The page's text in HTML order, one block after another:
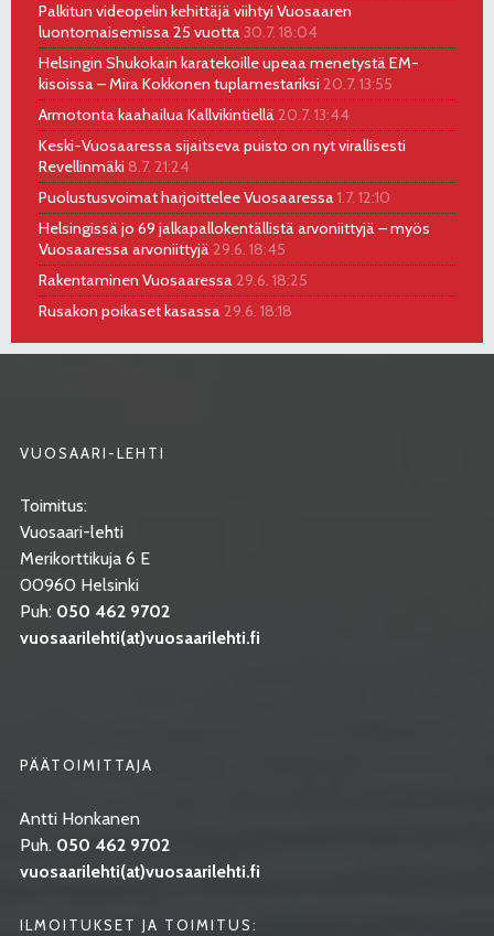
Palkitun videopelin kehittäjä viihtyi Vuosaaren
luontomaisemissa 25 vuotta30.7. 18:04
Helsingin Shukokain karatekoille upeaa menetystä EM-
kisoissa – Mira Kokkonen tuplamestariksi 20.7. 13:55
Armotonta kaahailua Kallvikintiellä20.7. 13:44
Keski-Vuosaaressa sijaitseva puisto on nyt virallisesti
Revellinmäki 8.7. 21:24
Puolustusvoimat harjoittelee Vuosaaressa1.7. 12:10
Helsingissä jo 69 jalkapallokentällistä arvoniittyjä – myös
Vuosaaressa arvoniittyjä29.6. 18:45
Rakentaminen Vuosaaressa29.6. 18:25
Rusakon poikaset kasassa29.6. 18:18
VUOSAARI-LEHTI
Toimitus:
Vuosaari-lehti
Merikorttikuja 6 E
00960 Helsinki
Puh: 050 462 9702
vuosaarilehti(at)vuosaarilehti.fi
PÄÄTOIMITTAJA
Antti Honkanen
Puh. 050 462 9702
vuosaarilehti(at)vuosaarilehti.fi
ILMOITUKSET JA TOIMITUS: